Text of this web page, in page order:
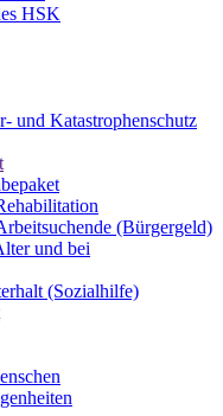
HSK
und Katastrophenschutz
(Bürgergeld)
und bei
(Sozialhilfe)